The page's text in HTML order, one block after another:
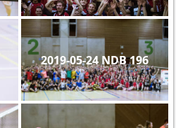
2019-05-24 NDB 196